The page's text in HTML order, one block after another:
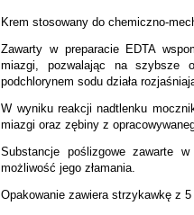
Krem stosowany do chemiczno-
Zawarty w preparacie EDTA
miazgi, pozwalając na szybsze
podchlorynem sodu działa
W wyniku reakcji nadtlenku
miazgi oraz zębiny z
Substancje poślizgowe zawarte
możliwość jego złamania.
Opakowanie zawiera strzykawkę z